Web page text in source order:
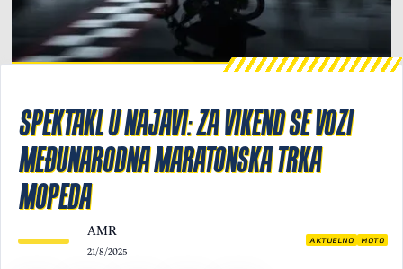
Light/Dark mode
SPEKTAKL U NAJAVI: ZA VIKEND SE VOZI
MEĐUNARODNA MARATONSKA TRKA
MOPEDA
AMR
21/8/2025
AKTUELNO MOTO